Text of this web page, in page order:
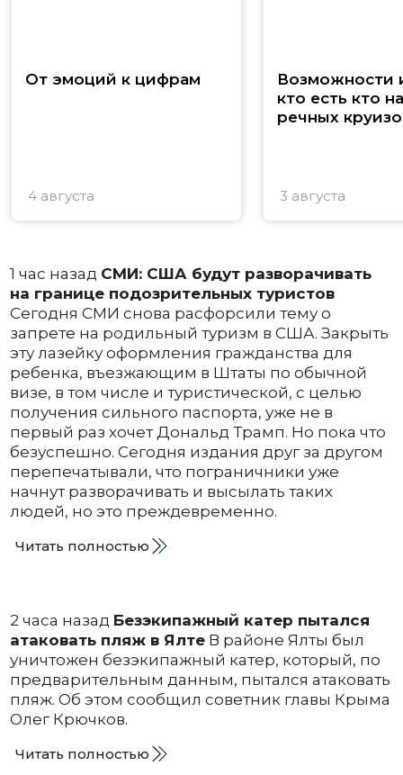
От эмоций к цифрам
4 августа
Возможности
кто есть кто
речных
3 августа
1 час назад СМИ: США будут разворачивать
на границе подозрительных туристов
Сегодня СМИ снова расфорсили тему о
запрете на родильный туризм в США. Закрыть
эту лазейку оформления гражданства для
ребенка, въезжающим в Штаты по обычной
визе, в том числе и туристической, с целью
получения сильного паспорта, уже не в
первый раз хочет Дональд Трамп. Но пока что
безуспешно. Сегодня издания друг за другом
перепечатывали, что пограничники уже
начнут разворачивать и высылать таких
людей, но это преждевременно.
Читать полностью
2 часа назад Безэкипажный катер пытался
атаковать пляж в ЯлтеВ районе Ялты был
уничтожен безэкипажный катер, который, по
предварительным данным, пытался атаковать
пляж. Об этом сообщил советник главы Крыма
Олег Крючков.
Читать полностью